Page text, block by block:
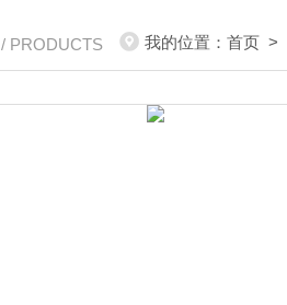
/ PRODUCTS 我的位置：首页 >